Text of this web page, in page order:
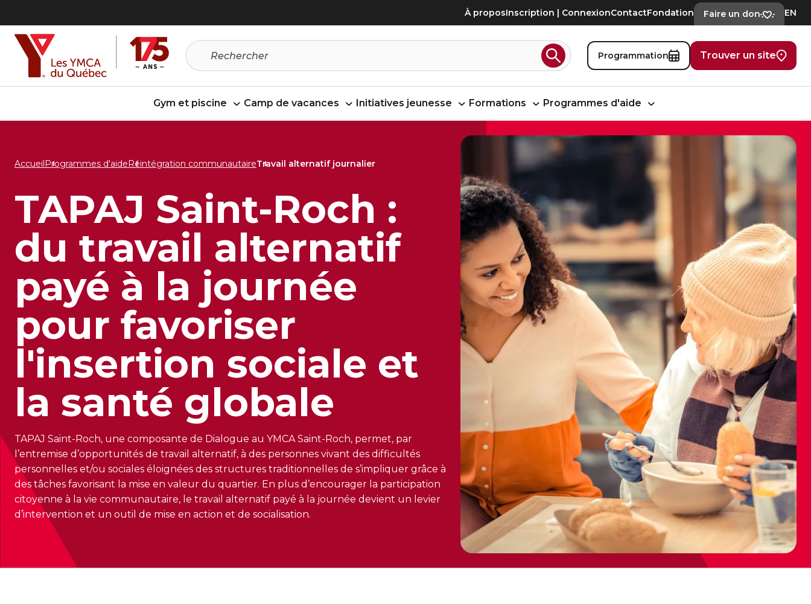
menu
contenu
À proposInscription | ConnexionContactFondation Faire un don EN
RechercherProgrammation Trouver un site
Gym et piscine Camp de vacances Initiatives jeunesse Formations Programmes d'aide
AccueilProgrammes d'aideRéintégration communautaireTravail alternatif journalier
TAPAJ Saint-Roch :
du travail alternatif
payé à la journée
pour favoriser
l'insertion sociale et
la santé globale
TAPAJ Saint-Roch, une composante de Dialogue au YMCA Saint-Roch, permet, par
l’entremise d’opportunités de travail alternatif, à des personnes vivant des difficultés
personnelles et/ou sociales éloignées des structures traditionnelles de s’impliquer grâce à
des tâches favorisant la mise en valeur du quartier. En plus d’encourager la participation
citoyenne à la vie communautaire, le travail alternatif payé à la journée devient un levier
d’intervention et un outil de mise en action et de socialisation.